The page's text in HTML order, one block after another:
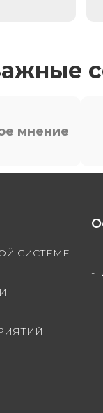
мнение
СИСТЕМЕ